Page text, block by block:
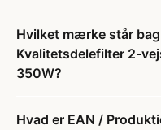
Hvilket mærke står
Kvalitetsdelefilter 2-
350W?
Hvad er EAN /